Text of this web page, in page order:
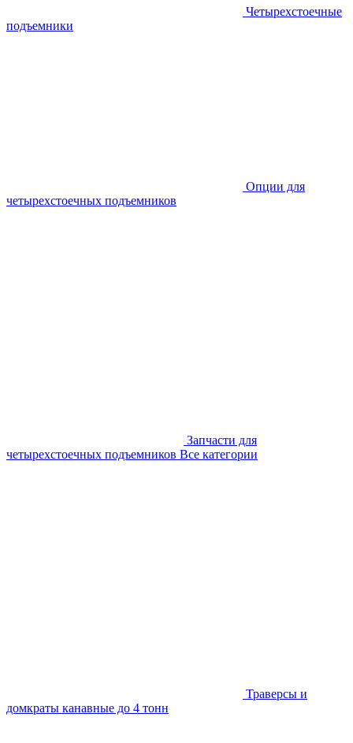
Четырехстоечные
подъемники
Опции для
четырехстоечных подъемников
Запчасти для
четырехстоечных подъемников Все категории
Траверсы и
домкраты канавные до 4 тонн